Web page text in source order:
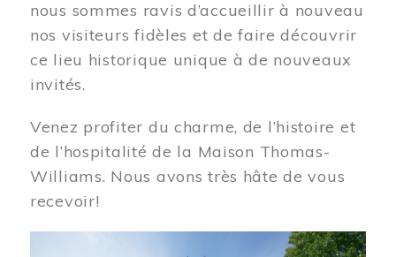
nous sommes ravis d’accueillir à nouveau
nos visiteurs fidèles et de faire découvrir
ce lieu historique unique à de nouveaux
invités.
Venez profiter du charme, de l’histoire et
de l’hospitalité de la Maison Thomas-
Williams. Nous avons très hâte de vous
recevoir!